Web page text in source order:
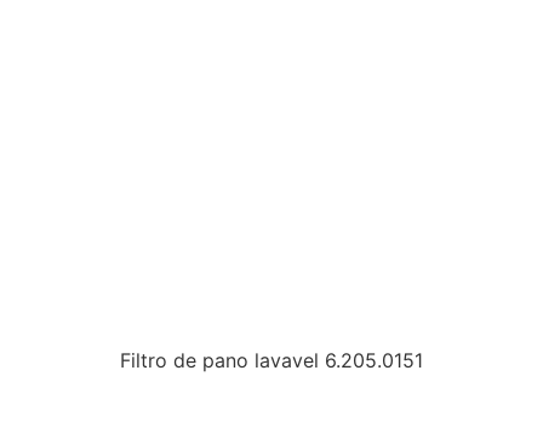
Filtro de pano lavavel 6.205.0151